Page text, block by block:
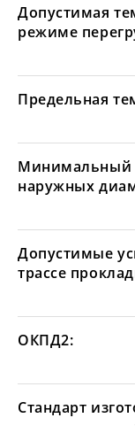
Допустимая
режиме
Предельная
Минимальный
наружных
Допустимые
трассе
ОКПД2:
Стандарт